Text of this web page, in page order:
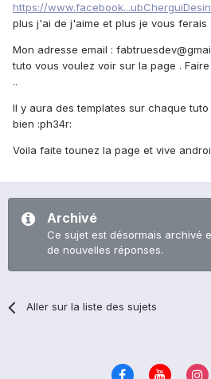
https://
plus j'ai de j'aime et plus je vous ferais
Mon adresse email :
tuto vous voulez voir sur la page .
..
Il y aura des templates sur chaque
bien :ph34r:
Voila faite tounez la page et vive
Archivé
Ce sujet est désormais archivé
de nouvelles réponses.
Aller sur la liste des sujets